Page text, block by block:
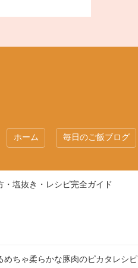
ホーム 毎日のご飯ブログ
塩抜き・レシピ完全ガイド
めちゃ柔らかな豚肉のピカタレシピ